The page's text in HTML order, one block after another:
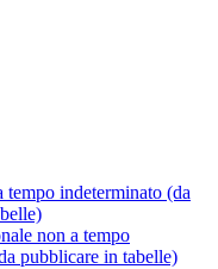
tempo indeterminato (da
non a tempo
pubblicare in tabelle)